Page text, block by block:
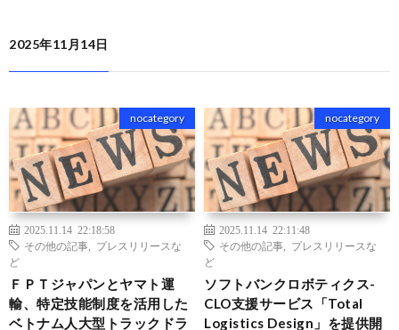
2025年11月14日
nocategory
2025.11.14 22:18:58
その他の記事
プレスリリースな
ど
ＦＰＴジャパンとヤマト運
輸、特定技能制度を活用した
ベトナム人大型トラックドラ
nocategory
2025.11.14 22:11:48
その他の記事
プレスリリースな
ど
ソフトバンクロボティクス-
CLO支援サービス「Total
Logistics Design」を提供開